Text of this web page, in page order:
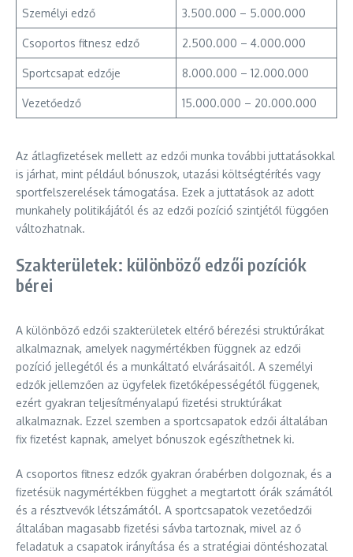
Személyi edző 3.500.000 – 5.000.000
Csoportos fitnesz edző 2.500.000 – 4.000.000
Sportcsapat edzője 8.000.000 – 12.000.000
Vezetőedző 15.000.000 – 20.000.000
Az átlagfizetések mellett az edzői munka további juttatásokkal
is járhat, mint például bónuszok, utazási költségtérítés vagy
sportfelszerelések támogatása. Ezek a juttatások az adott
munkahely politikájától és az edzői pozíció szintjétől függően
változhatnak.
Szakterületek: különböző edzői pozíciók
bérei
A különböző edzői szakterületek eltérő bérezési struktúrákat
alkalmaznak, amelyek nagymértékben függnek az edzői
pozíció jellegétől és a munkáltató elvárásaitól. A személyi
edzők jellemzően az ügyfelek fizetőképességétől függenek,
ezért gyakran teljesítményalapú fizetési struktúrákat
alkalmaznak. Ezzel szemben a sportcsapatok edzői általában
fix fizetést kapnak, amelyet bónuszok egészíthetnek ki.
A csoportos fitnesz edzők gyakran órabérben dolgoznak, és a
fizetésük nagymértékben függhet a megtartott órák számától
és a résztvevők létszámától. A sportcsapatok vezetőedzői
általában magasabb fizetési sávba tartoznak, mivel az ő
feladatuk a csapatok irányítása és a stratégiai döntéshozatal